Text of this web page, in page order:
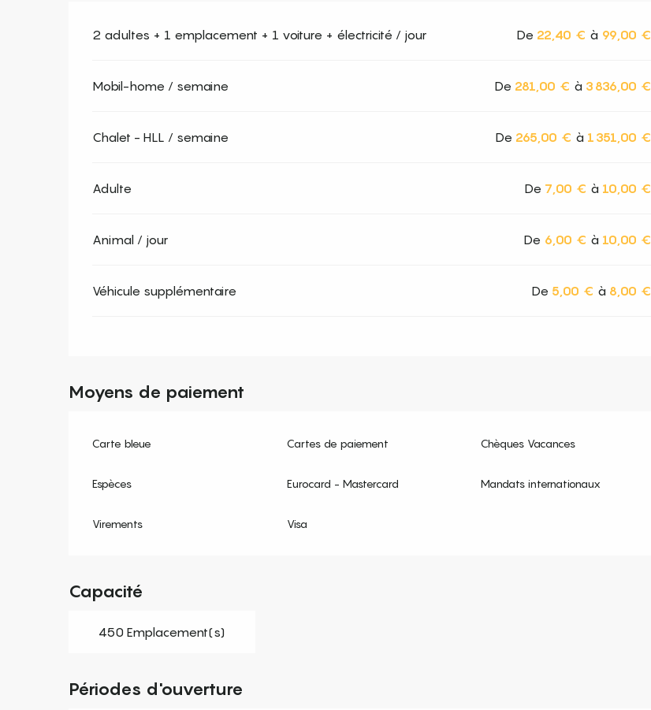
2 adultes + 1 emplacement + 1 voiture + électricité / jour De 22,40 € à 99,00 €
Mobil-home / semaine De 281,00 € à 3 836,00 €
Chalet - HLL / semaine De 265,00 € à 1 351,00 €
Adulte De 7,00 € à 10,00 €
Animal / jour De 6,00 € à 10,00 €
Véhicule supplémentaire De 5,00 € à 8,00 €
Moyens de paiement
Carte bleue Cartes de paiement Chèques Vacances
Espèces Eurocard - Mastercard Mandats internationaux
Virements Visa
Capacité
450 Emplacement(s)
Périodes d'ouverture